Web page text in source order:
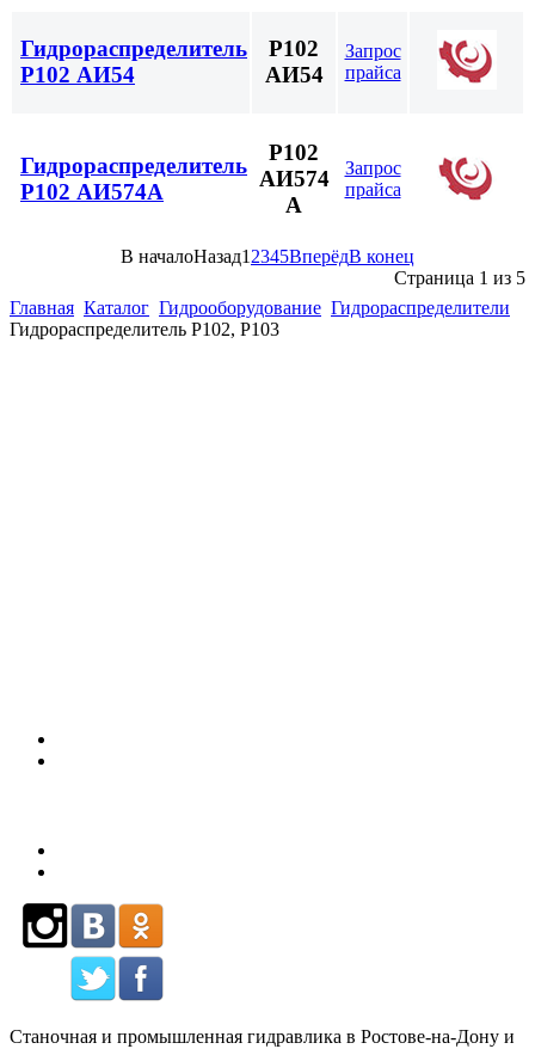
Гидрораспределитель
Р102 АИ54
Р102
АИ54
Запрос
прайса
Гидрораспределитель
Р102 АИ574А
Р102
АИ574
А
Запрос
прайса
В началоНазад1 2345ВперёдВ конец
Страница 1 из 5
Главная Каталог Гидрооборудование Гидрораспределители
Гидрораспределитель Р102, Р103
Станочная и промышленная гидравлика в Ростове-на-Дону и